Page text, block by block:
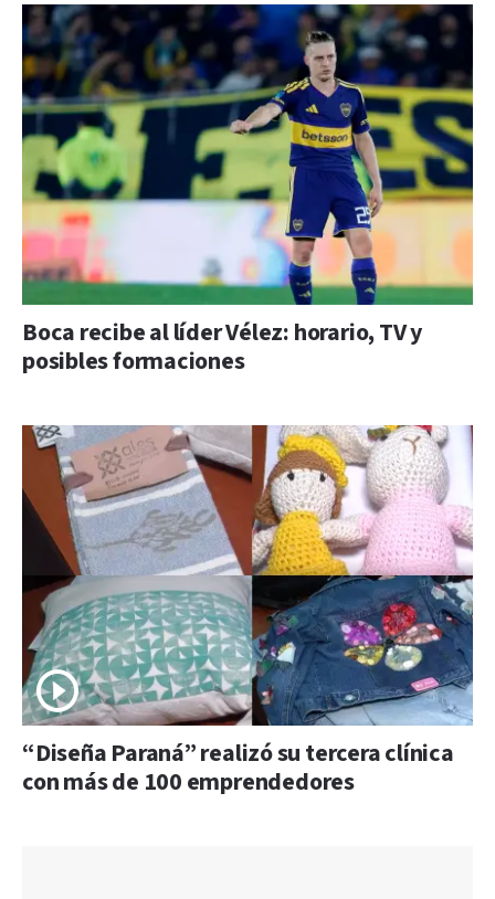
Boca recibe al líder Vélez: horario, TV y
posibles formaciones
“Diseña Paraná” realizó su tercera clínica
con más de 100 emprendedores